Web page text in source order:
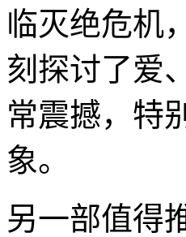
临灭绝危机
刻探讨了爱
常震撼，特
象。
另一部值得